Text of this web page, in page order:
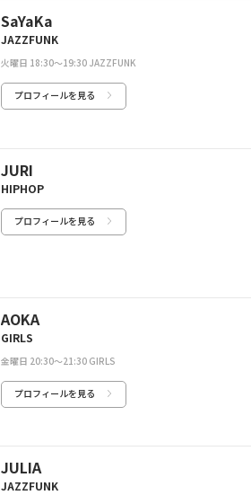
SaYaKa
JAZZFUNK
火曜日 18:30〜19:30 JAZZFUNK
プロフィールを見る
JURI
HIPHOP
プロフィールを見る
AOKA
GIRLS
金曜日 20:30〜21:30 GIRLS
プロフィールを見る
JULIA
JAZZFUNK